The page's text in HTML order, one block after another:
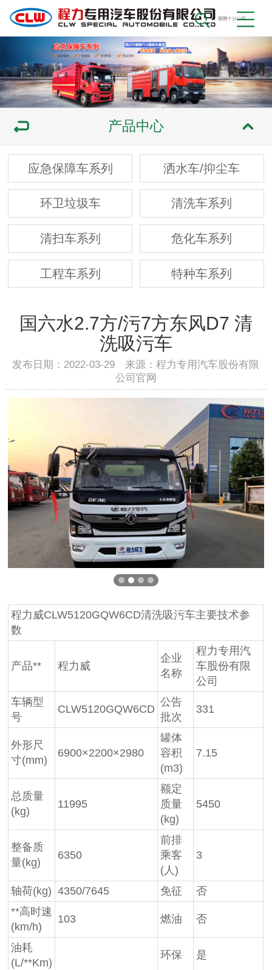
产品中心
应急保障车系列 洒水车/抑尘车
环卫垃圾车 清洗车系列
清扫车系列 危化车系列
工程车系列 特种车系列
国六水2.7方/污7方东风D7 清
洗吸污车
发布日期：2022-03-29 来源：程力专用汽车股份有限
公司官网
程力威CLW5120GQW6CD清洗吸污车主要技术参
数
产品** 程力威
企业
名称
程力专用汽
车股份有限
公司
车辆型
号
CLW5120GQW6CD
公告
批次
331
外形尺
寸(mm)
6900×2200×2980
罐体
容积
(m3)
7.15
总质量
(kg)
11995
额定
质量
(kg)
5450
整备质
量(kg)
6350
前排
乘客
(人)
3
轴荷(kg) 4350/7645 免征
否
**高时速
(km/h)
103 燃油 否
油耗
(L/**Km)
环保 是